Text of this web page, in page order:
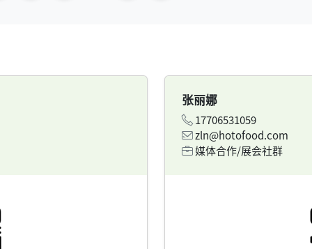
张丽娜
17706531059
zln@hotofood.com
媒体合作/展会社群